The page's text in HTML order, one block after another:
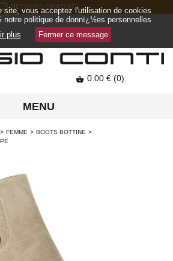
RETOURS GRATUITS
 0.00 € (0)
MENU
FEMME
BOOTS BOTTINE
site, vous acceptez l'utilisation de cookies
politique de donnï¿½es personnelles
plus
Fermer ce message